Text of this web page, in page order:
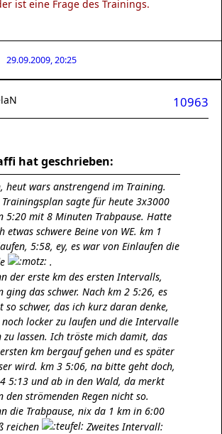
ist eine Frage des Trainings.
29.09.2009, 20:25
10963
hat geschrieben:
heut wars anstrengend im Training.
Trainingsplan sagte für heute 3x3000
5:20 mit 8 Minuten Trabpause. Hatte
etwas schwere Beine von WE. km 1
5:58, ey, es war von Einlaufen die
.
der erste km des ersten Intervalls,
ging das schwer. Nach km 2 5:26, es
so schwer, das ich kurz daran denke,
locker zu laufen und die Intervalle
zu lassen. Ich tröste mich damit, das
km bergauf gehen und es später
wird. km 3 5:06, na bitte geht doch,
5:13 und ab in den Wald, da merkt
den strömenden Regen nicht so.
die Trabpause, nix da 1 km in 6:00
reichen
Zweites Intervall: